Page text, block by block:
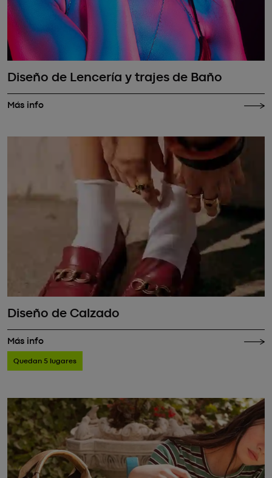
Diseño de Lencería y trajes de Baño
Más info
Diseño de Calzado
Más info
Quedan 5 lugares